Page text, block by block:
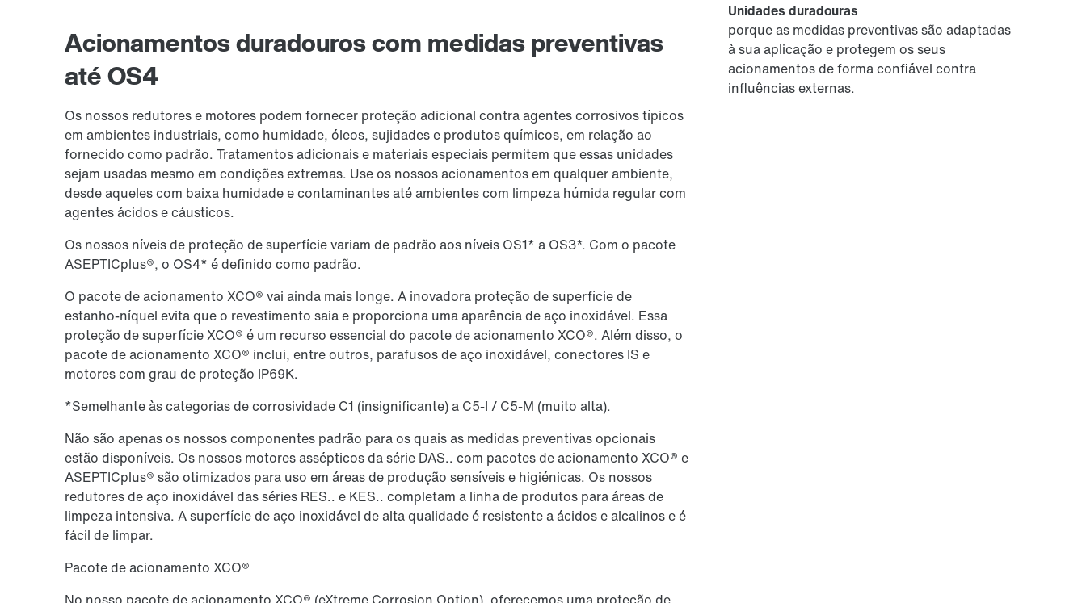
Acionamentos duradouros com medidas preventivas
até OS4
Os nossos redutores e motores podem fornecer proteção adicional contra agentes corrosivos típicos
em ambientes industriais, como humidade, óleos, sujidades e produtos químicos, em relação ao
fornecido como padrão. Tratamentos adicionais e materiais especiais permitem que essas unidades
sejam usadas ​​mesmo em condições extremas. Use os nossos acionamentos em qualquer ambiente,
desde aqueles com baixa humidade e contaminantes até ambientes com limpeza húmida regular com
agentes ácidos e cáusticos.
Os nossos níveis de proteção de superfície variam de padrão aos níveis OS1* a OS3*. Com o pacote
ASEPTICplus®, o OS4* é definido como padrão.
O pacote de acionamento XCO® vai ainda mais longe. A inovadora proteção de superfície de
estanho-níquel evita que o revestimento saia e proporciona uma aparência de aço inoxidável. Essa
proteção de superfície XCO® é um recurso essencial do pacote de acionamento XCO®. Além disso, o
pacote de acionamento XCO® inclui, entre outros, parafusos de aço inoxidável, conectores IS e
motores com grau de proteção IP69K.
*Semelhante às categorias de corrosividade C1 (insignificante) a C5-I / C5-M (muito alta).
Não são apenas os nossos componentes padrão para os quais as medidas preventivas opcionais
estão disponíveis. Os nossos motores assépticos da série DAS.. com pacotes de acionamento XCO® e
ASEPTICplus® são otimizados para uso em áreas de produção sensíveis e higiénicas. Os nossos
redutores de aço inoxidável das séries RES.. e KES.. completam a linha de produtos para áreas de
limpeza intensiva. A superfície de aço inoxidável de alta qualidade é resistente a ácidos e alcalinos e é
fácil de limpar.
Pacote de acionamento XCO®
Unidades duradouras
porque as medidas preventivas são adaptadas
à sua aplicação e protegem os seus
acionamentos de forma confiável contra
influências externas.